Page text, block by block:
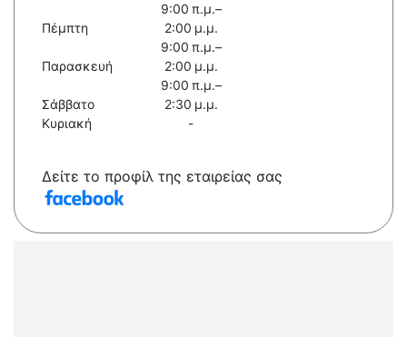
Πέμπτη
9:00 π.μ.–
2:00 μ.μ.
Παρασκευή
9:00 π.μ.–
2:00 μ.μ.
Σάββατο
9:00 π.μ.–
2:30 μ.μ.
Κυριακή
-
Δείτε το προφίλ της εταιρείας σας